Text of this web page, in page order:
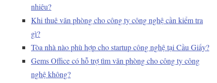
nhiêu?
Khi thuê văn phòng cho công ty công nghệ cần kiểm tra
gì?
Tòa nhà nào phù hợp cho startup công nghệ tại Cầu Giấy?
Gems Office có hỗ trợ tìm văn phòng cho công ty công
nghệ không?